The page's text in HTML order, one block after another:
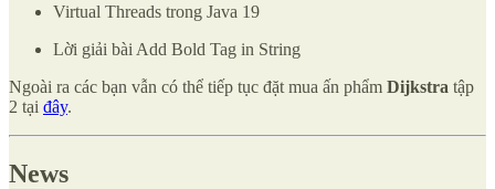
Virtual Threads trong Java 19
Lời giải bài Add Bold Tag in String
Ngoài ra các bạn vẫn có thể tiếp tục đặt mua ấn phẩm Dijkstra tập
2 tại đây.
News